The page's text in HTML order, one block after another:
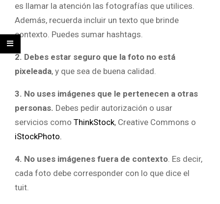
es llamar la atención las fotografías que utilices.
Además, recuerda incluir un texto que brinde
contexto. Puedes sumar hashtags.
2. Debes estar seguro que la foto no está
pixeleada, y que sea de buena calidad.
3. No uses imágenes que le pertenecen a otras
personas. Debes pedir autorización o usar
servicios como ThinkStock, Creative Commons o
iStockPhoto.
4. No uses imágenes fuera de contexto . Es decir,
cada foto debe corresponder con lo que dice el
tuit.